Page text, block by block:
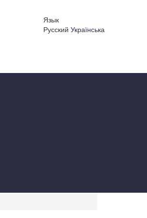
Язык
Русский Українська